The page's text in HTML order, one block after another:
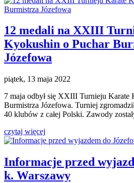
12 medali na XXIII
Kyokushin o Puchar
Józefowa
piątek, 13 maja 2022
7 maja odbył się XXIII Turnieju Karate
Burmistrza Józefowa. Turniej
40 klubów z całej Polski. Zawody
czytaj więcej
Informacje przed
k. Warszawy